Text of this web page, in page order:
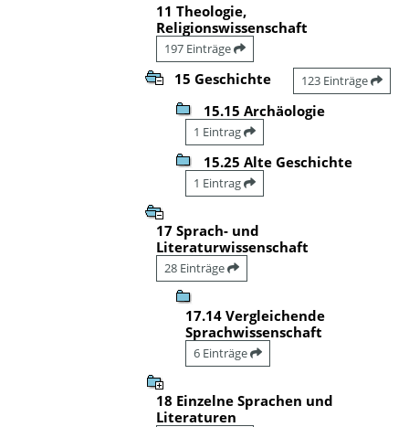
11 Theologie,
Religionswissenschaft
197 Einträge
15 Geschichte 123 Einträge
15.15 Archäologie
1 Eintrag
15.25 Alte Geschichte
1 Eintrag
17 Sprach- und
Literaturwissenschaft
28 Einträge
17.14 Vergleichende
Sprachwissenschaft
6 Einträge
18 Einzelne Sprachen und
Literaturen